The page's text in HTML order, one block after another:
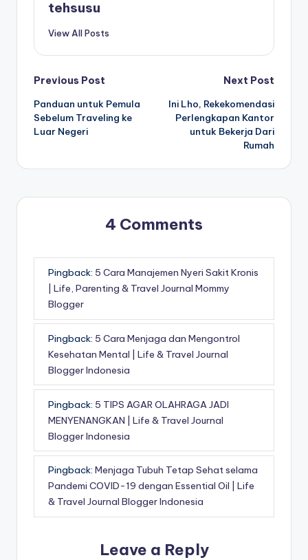
tehsusu
View All Posts
Post
navigation
Previous Post
Panduan untuk Pemula
Sebelum Traveling ke
Luar Negeri
Next Post
Ini Lho, Rekekomendasi
Perlengkapan Kantor
untuk Bekerja Dari
Rumah
4 Comments
Pingback: 5 Cara Manajemen Nyeri Sakit Kronis
| Life, Parenting & Travel Journal Mommy
Blogger
Pingback: 5 Cara Menjaga dan Mengontrol
Kesehatan Mental | Life & Travel Journal
Blogger Indonesia
Pingback: 5 TIPS AGAR OLAHRAGA JADI
MENYENANGKAN | Life & Travel Journal
Blogger Indonesia
Pingback: Menjaga Tubuh Tetap Sehat selama
Pandemi COVID-19 dengan Essential Oil | Life
& Travel Journal Blogger Indonesia
Leave a Reply